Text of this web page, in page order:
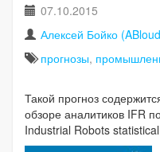
07.10.2015
Алексей Бойко
прогнозы,
Такой прогноз
обзоре аналитиков IFR
Industrial Robots